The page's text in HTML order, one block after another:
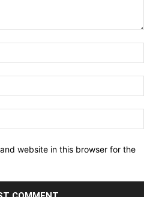
website in this browser for the